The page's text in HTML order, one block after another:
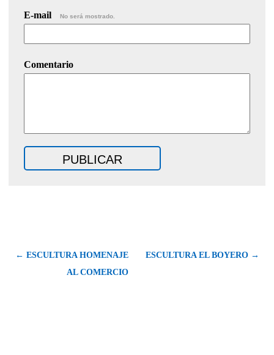
E-mail No será mostrado.
Comentario
← ESCULTURA HOMENAJE
AL COMERCIO
ESCULTURA EL BOYERO →